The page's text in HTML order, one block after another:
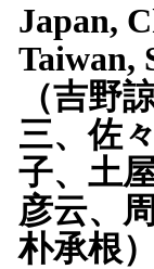
Japan,
Taiwan,
（吉野
三、佐
子、土
彦云、
朴承根